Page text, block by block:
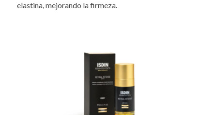
elastina, mejorando la firmeza.